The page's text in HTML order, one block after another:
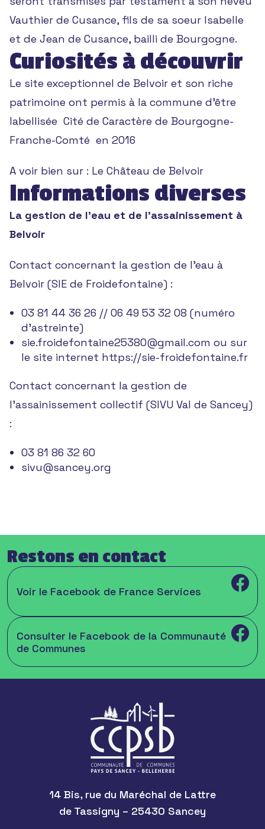
Vauthier de Cusance, fils de sa soeur Isabelle
et de Jean de Cusance, bailli de Bourgogne.
Curiosités à découvrir
Le site exceptionnel de Belvoir et son riche
patrimoine ont permis à la commune d’être
labellisée Cité de Caractère de Bourgogne-
Franche-Comté en 2016
A voir bien sur : Le Château de Belvoir
Informations diverses
La gestion de l’eau et de l’assainissement à
Belvoir
Contact concernant la gestion de l’eau à
Belvoir (SIE de Froidefontaine) :
03 81 44 36 26 // 06 49 53 32 08 (numéro
d’astreinte)
sie.froidefontaine25380@gmail.com ou sur
le site internet https://sie-froidefontaine.fr
Contact concernant la gestion de
l’assainissement collectif (SIVU Val de Sancey)
:
03 81 86 32 60
sivu@sancey.org
Restons en contact
Voir le Facebook de France Services
Consulter le Facebook de la Communauté
de Communes
14 Bis, rue du Maréchal de Lattre
de Tassigny – 25430 Sancey